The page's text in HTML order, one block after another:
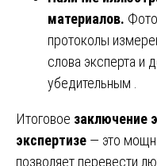
материалов.
протоколы
слова эксперта и
убедительным .
Итоговое заключение
экспертизе — это
позволяет перевести